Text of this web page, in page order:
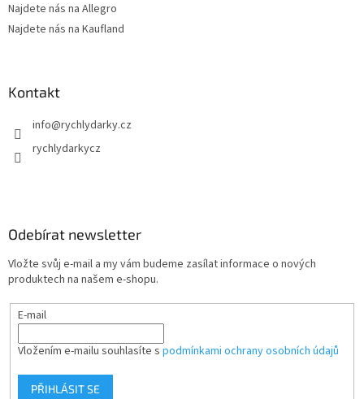
Najdete nás na Allegro
Najdete nás na Kaufland
Kontakt
info@rychlydarky.cz
rychlydarkycz
Odebírat newsletter
Vložte svůj e-mail a my vám budeme zasílat informace o nových
produktech na našem e-shopu.
E-mail
Vložením e-mailu souhlasíte s podmínkami ochrany osobních údajů
PŘIHLÁSIT SE